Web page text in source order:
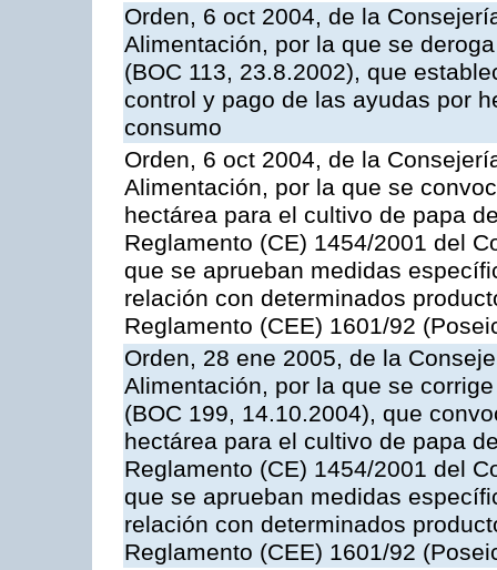
Orden, 6 oct 2004, de la
Alimentación, por la que se
(BOC 113, 23.8.2002), que
control y pago de las ayudas por
consumo
Orden, 6 oct 2004, de la
Alimentación, por la que se
hectárea para el cultivo de papa
Reglamento (CE) 1454/2001 del
que se aprueban medidas
relación con determinados
Reglamento (CEE) 1601/92
Orden, 28 ene 2005, de la
Alimentación, por la que se
(BOC 199, 14.10.2004), que
hectárea para el cultivo de papa
Reglamento (CE) 1454/2001 del
que se aprueban medidas
relación con determinados
Reglamento (CEE) 1601/92